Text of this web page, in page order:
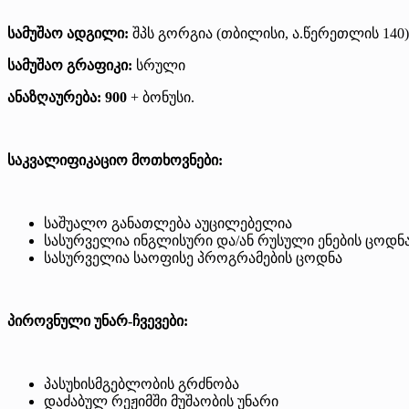
სამუშაო ადგილი: შპს გორგია (თბილისი, ა.წერეთლის 140)
სამუშაო გრაფიკი: სრული
ანაზღაურება: 900 + ბონუსი.
საკვალიფიკაციო მოთხოვნები:
საშუალო განათლება აუცილებელია
სასურველია ინგლისური და/ან რუსული ენების
სასურველია საოფისე პროგრამების ცოდნა
პიროვნული უნარ-ჩვევები:
პასუხისმგებლობის გრძნობა
დაძაბულ რეჟიმში მუშაობის უნარი